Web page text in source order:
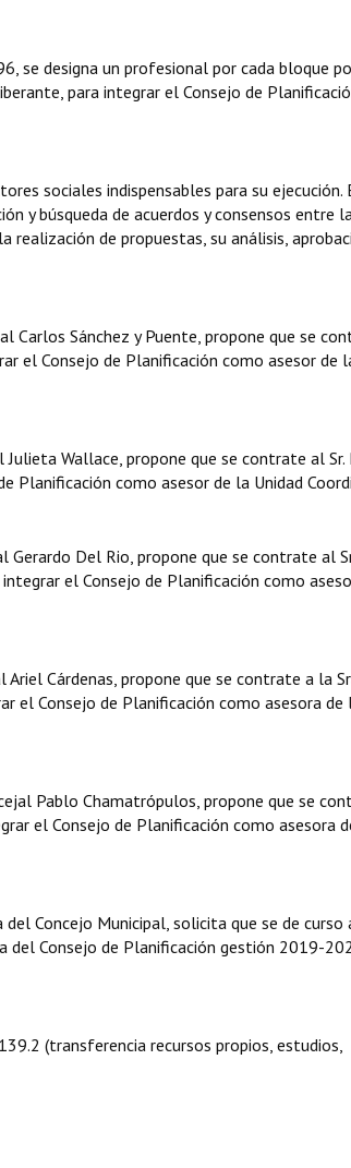
se designa un profesional por cada bloque
para integrar el Consejo de
sociales indispensables para su ejecución.
y búsqueda de acuerdos y consensos entre
realización de propuestas, su análisis,
Carlos Sánchez y Puente, propone que se
el Consejo de Planificación como asesor de
Wallace, propone que se contrate al Sr.
como asesor de la Unidad
Del Rio, propone que se contrate al
el Consejo de Planificación como
Cárdenas, propone que se contrate a la
el Consejo de Planificación como asesora de
Pablo Chamatrópulos, propone que se
el Consejo de Planificación como asesora
Concejo Municipal, solicita que se de curso
Consejo de Planificación gestión 2019-
(transferencia recursos propios, estudios,